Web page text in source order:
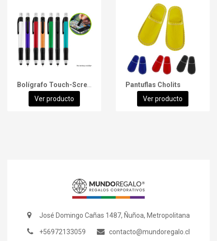
Ver producto
Pantuflas Cholits
Ver producto
José Domingo Cañas 1487, Ñuñoa, Metropolitana
+56972133059 contacto@mundoregalo.cl